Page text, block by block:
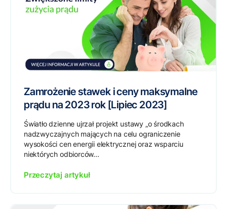
Zamrożenie stawek i ceny maksymalne
prądu na 2023 rok [Lipiec 2023]
Światło dzienne ujrzał projekt ustawy „o środkach
nadzwyczajnych mających na celu ograniczenie
wysokości cen energii elektrycznej oraz wsparciu
niektórych odbiorców...
Przeczytaj artykuł